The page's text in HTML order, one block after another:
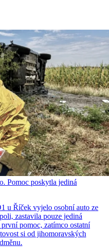
Pomoc poskytla jediná
u Říček vyjelo osobní auto ze
zastavila pouze jediná
pomoc, zatímco ostatní
si od jihomoravských